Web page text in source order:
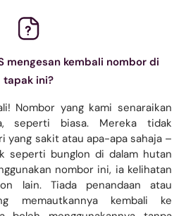
mengesan kembali nombor di
tapak ini?
Nombor yang kami senaraikan
seperti biasa. Mereka tidak
yang sakit atau apa-apa sahaja –
seperti bunglon di dalam hutan
nombor ini, ia kelihatan
lain. Tiada penandaan atau
memautkannya kembali ke